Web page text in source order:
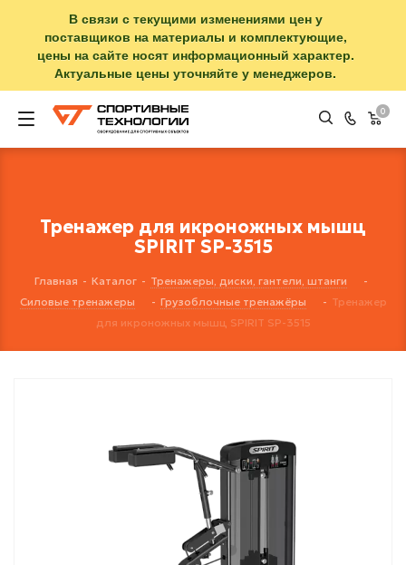
В связи с текущими изменениями цен у
поставщиков на материалы и комплектующие,
цены на сайте носят информационный характер.
Актуальные цены уточняйте у менеджеров.
0
Тренажер для икроножных мышц
SPIRIT SP-3515
Главная - Каталог - Тренажеры, диски, гантели, штанги
-
Силовые тренажеры
- Грузоблочные тренажёры - Тренажер
для икроножных мышц SPIRIT SP-3515